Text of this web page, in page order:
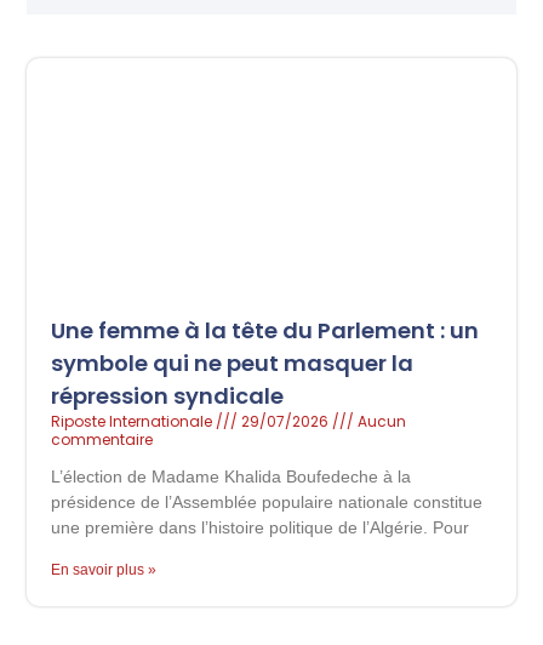
Une femme à la tête du Parlement : un
symbole qui ne peut masquer la
répression syndicale
Riposte Internationale 29/07/2026
Aucun
commentaire
L’élection de Madame Khalida Boufedeche à la
présidence de l’Assemblée populaire nationale constitue
une première dans l’histoire politique de l’Algérie. Pour
En savoir plus »